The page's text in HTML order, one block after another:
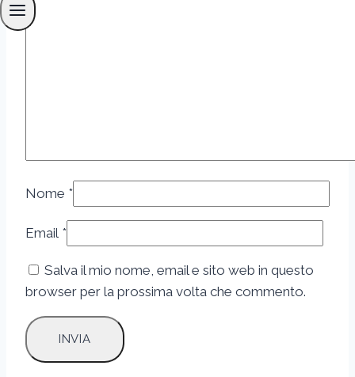
Nome *
Email *
Salva il mio nome, email e sito web in questo
browser per la prossima volta che commento.